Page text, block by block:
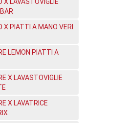
X PIATTI A MANO VERI
LEMON PIATTI A
X LAVASTOVIGLIE
X LAVATRICE